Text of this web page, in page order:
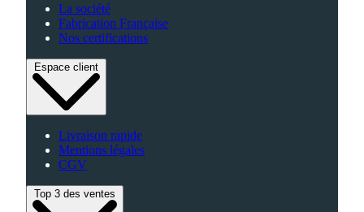
La société
Fabrication Française
Nos certifications
Espace client
Livraison rapide
Mentions légales
CGV
Top 3 des ventes